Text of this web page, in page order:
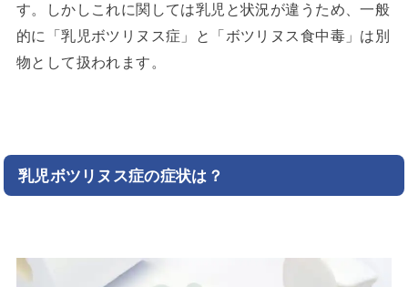
す。しかしこれに関しては乳児と状況が違うため、一般
的に「乳児ボツリヌス症」と「ボツリヌス食中毒」は別
物として扱われます。
乳児ボツリヌス症の症状は？